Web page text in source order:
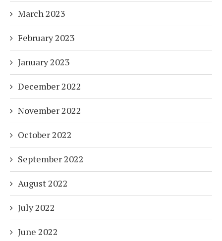
March 2023
February 2023
January 2023
December 2022
November 2022
October 2022
September 2022
August 2022
July 2022
June 2022